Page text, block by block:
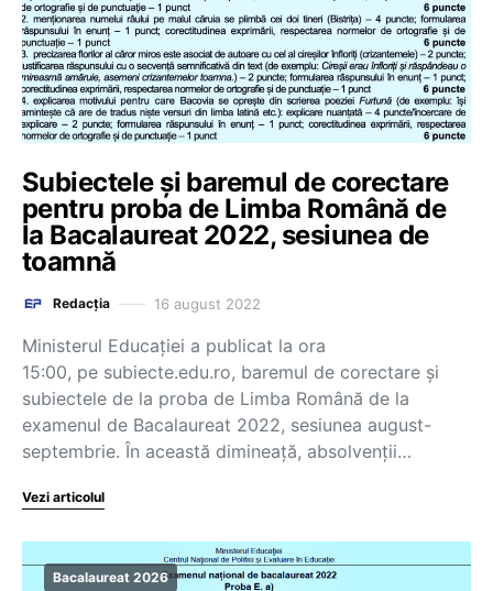
Subiectele și baremul de corectare
pentru proba de Limba Română de
la Bacalaureat 2022, sesiunea de
toamnă
Redacția 16 august 2022
Ministerul Educației a publicat la ora
15:00, pe subiecte.edu.ro, baremul de corectare și
subiectele de la proba de Limba Română de la
examenul de Bacalaureat 2022, sesiunea august-
septembrie. În această dimineață, absolvenții…
Vezi articolul
Bacalaureat 2026